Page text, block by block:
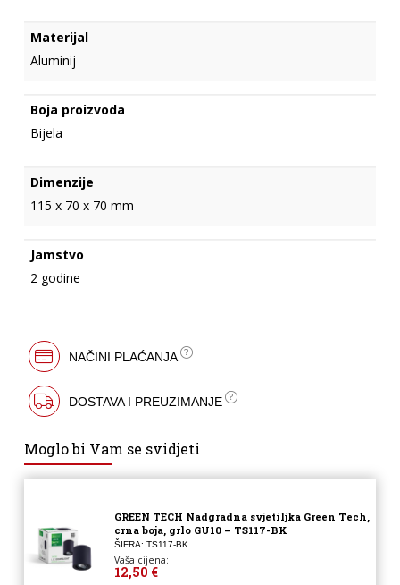
Materijal
Aluminij
Boja proizvoda
Bijela
Dimenzije
115 x 70 x 70 mm
Jamstvo
2 godine
NAČINI PLAĆANJA
DOSTAVA I PREUZIMANJE
Moglo bi Vam se svidjeti
GREEN TECH Nadgradna svjetiljka Green Tech,
crna boja, grlo GU10 – TS117-BK
ŠIFRA: TS117-BK
Vaša cijena:
12,50 €